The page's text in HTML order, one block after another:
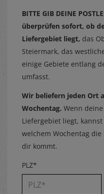
BITTE GIB DEINE
überprüfen sofort, ob
Liefergebiet liegt, das
Steiermark, das
einige Gebiete entlang
umfasst.
Wir beliefern jeden Ort
Wochentag. Wenn
Liefergebiet liegt,
welchem Wochentag
dir kommt.
PLZ*